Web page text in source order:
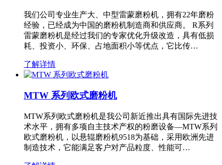
我们公司专业生产大、中型雷蒙磨粉机，拥有22年磨粉
经验，已经成为中国的磨粉机制造商和供应商。 R系列
雷蒙磨粉机是经过我们的专家优化升级改造，具有低损
耗、投资小、环保、占地面积小等优点，它比传…
了解详情
MTW 系列欧式磨粉机
MTW系列欧式磨粉机是我公司新近推出具有国际先进技
术水平，拥有多项自主技术产权的粉磨设备—MTW系列
欧式磨粉机，以悬辊磨粉机9518为基础，采用欧洲先进
制造技术，它能满足客户对产品粒度、性能可…